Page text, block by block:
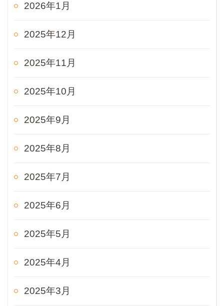
2026年1月
2025年12月
2025年11月
2025年10月
2025年9月
2025年8月
2025年7月
2025年6月
2025年5月
2025年4月
2025年3月